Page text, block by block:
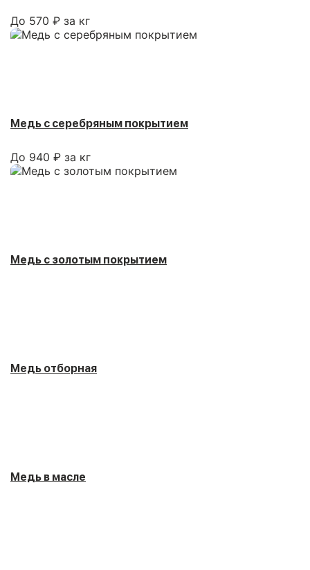
До 570 ₽ за кг
Медь с серебряным покрытием
До 940 ₽ за кг
Медь с золотым покрытием
Медь отборная
Медь в масле